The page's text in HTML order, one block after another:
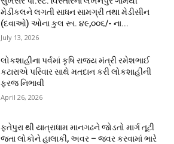
મેડીકલને લગતી સાધન સામગ્રી તથા મેડીસીન
(દવાઓ) ઓના કુલ રૂા. ૪૯,૦૦૬/- ના...
July 13, 2026
લોકશાહીના પર્વમાં કૃષિ રાજ્ય મંત્રી રમેશભાઈ
કટારાએ પરિવાર સાથે મતદાન કરી લોકશાહીની
ફરજ નિભાવી
April 26, 2026
ફતેપુરા થી યાત્રાધામ માનગઢને જોડતો માર્ગ તૂટી
જતા લોકોને હાલાકી, અવર – જવર કરવામાં ભારે